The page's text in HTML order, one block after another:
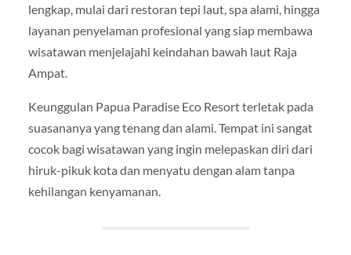
lengkap, mulai dari restoran tepi laut, spa alami, hingga
layanan penyelaman profesional yang siap membawa
wisatawan menjelajahi keindahan bawah laut Raja
Ampat.
Keunggulan Papua Paradise Eco Resort terletak pada
suasananya yang tenang dan alami. Tempat ini sangat
cocok bagi wisatawan yang ingin melepaskan diri dari
hiruk-pikuk kota dan menyatu dengan alam tanpa
kehilangan kenyamanan.